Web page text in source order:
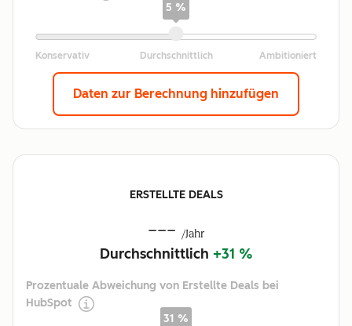
5 %
Daten zur Berechnung hinzufügen
ERSTELLTE DEALS
--- /Jahr
Durchschnittlich +31 %
Prozentuale Abweichung von Erstellte Deals bei
HubSpot
31 %